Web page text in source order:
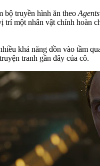
bộ truyền hình ăn theo
trí một nhân vật chính hoàn
khả năng dồn vào tầm
tranh gần đây của cô.